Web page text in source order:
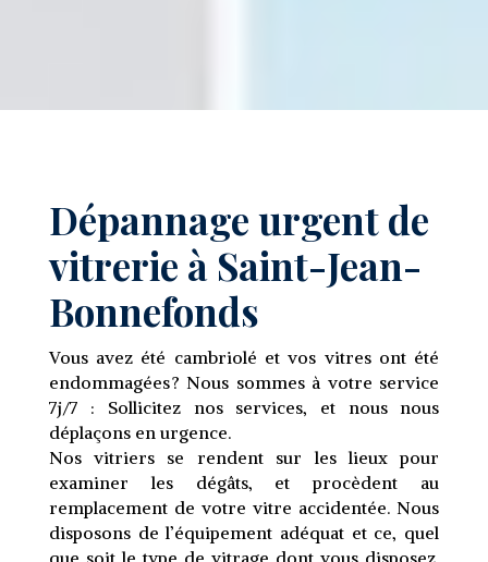
Dépannage urgent de
vitrerie à Saint-Jean-
Bonnefonds
Vous avez été cambriolé et vos vitres ont été
endommagées ? Nous sommes à votre service
7j/7 : Sollicitez nos services, et nous nous
déplaçons en urgence.
Nos vitriers se rendent sur les lieux pour
examiner les dégâts, et procèdent au
remplacement de votre vitre accidentée. Nous
disposons de l’équipement adéquat et ce, quel
que soit le type de vitrage dont vous disposez.